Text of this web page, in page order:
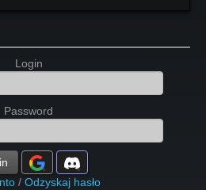
Login
Password
/ Odzyskaj hasło